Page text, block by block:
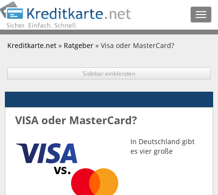
Kreditkarte.net » Ratgeber » Visa oder MasterCard?
Sidebar einblenden
VISA oder MasterCard?
In Deutschland gibt
es vier große